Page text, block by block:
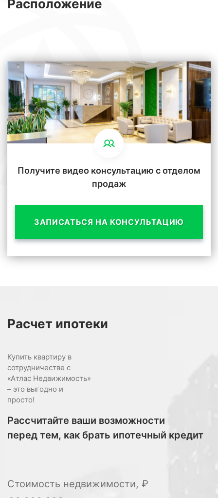
Расположение
Получите видео консультацию с отделом
продаж
ЗАПИСАТЬСЯ НА КОНСУЛЬТАЦИЮ
Расчет ипотеки
Купить квартиру в
сотрудничестве с
«Атлас Недвижимость»
– это выгодно и
просто!
Рассчитайте ваши возможности
перед тем, как брать ипотечный кредит
Стоимость недвижимости, ₽